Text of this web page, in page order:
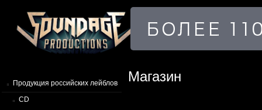
Продукция российских лейблов
CD
Магазин